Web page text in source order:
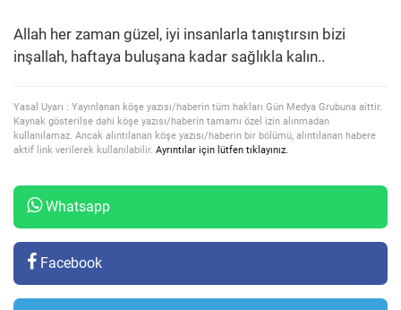
Allah her zaman güzel, iyi insanlarla tanıştırsın bizi
inşallah, haftaya buluşana kadar sağlıkla kalın..
Yasal Uyarı : Yayınlanan köşe yazısı/haberin tüm hakları Gün Medya Grubuna aittir.
Kaynak gösterilse dahi köşe yazısı/haberin tamamı özel izin alınmadan
kullanılamaz. Ancak alıntılanan köşe yazısı/haberin bir bölümü, alıntılanan habere
aktif link verilerek kullanılabilir. Ayrıntılar için lütfen tıklayınız.
Whatsapp
Facebook